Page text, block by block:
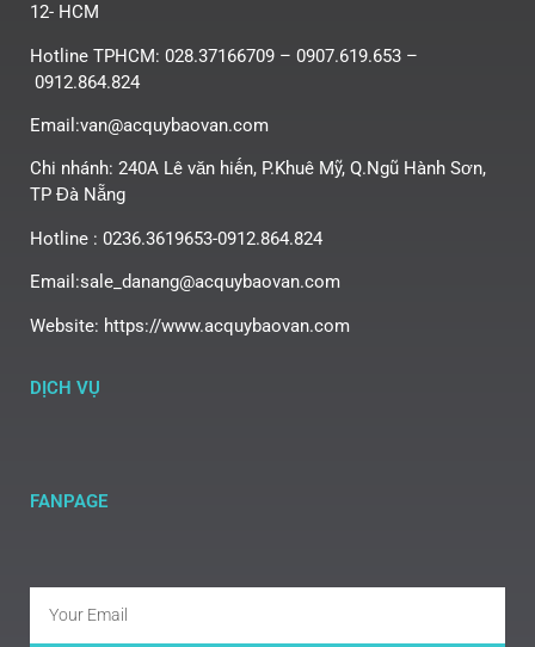
12- HCM
Hotline TPHCM: 028.37166709 – 0907.619.653 –
0912.864.824
Email:van@acquybaovan.com
Chi nhánh: 240A Lê văn hiến, P.Khuê Mỹ, Q.Ngũ Hành Sơn,
TP Đà Nẵng
Hotline : 0236.3619653-0912.864.824
Email:sale_danang@acquybaovan.com
Website: https://www.acquybaovan.com
DỊCH VỤ
FANPAGE